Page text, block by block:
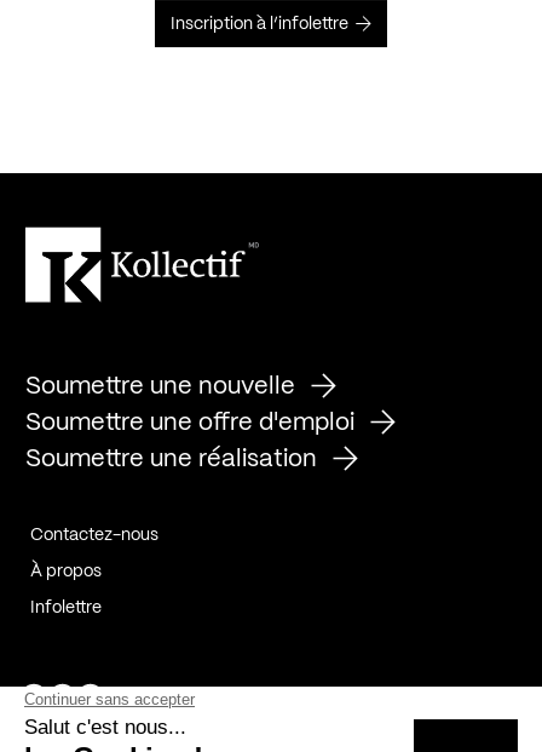
Inscription à l’infolettre
Soumettre une nouvelle
Soumettre une offre d'emploi
Soumettre une réalisation
Contactez-nous
À propos
Infolettre
Page Facebook de Kollectif
Page Instagram de Kollectif
Page Linkedin de Kollectif